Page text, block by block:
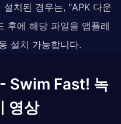
치된 경우는, "APK 다운
후에 해당 파일을 앱플레
설치 가능합니다.
Swim Fast! 녹
영상